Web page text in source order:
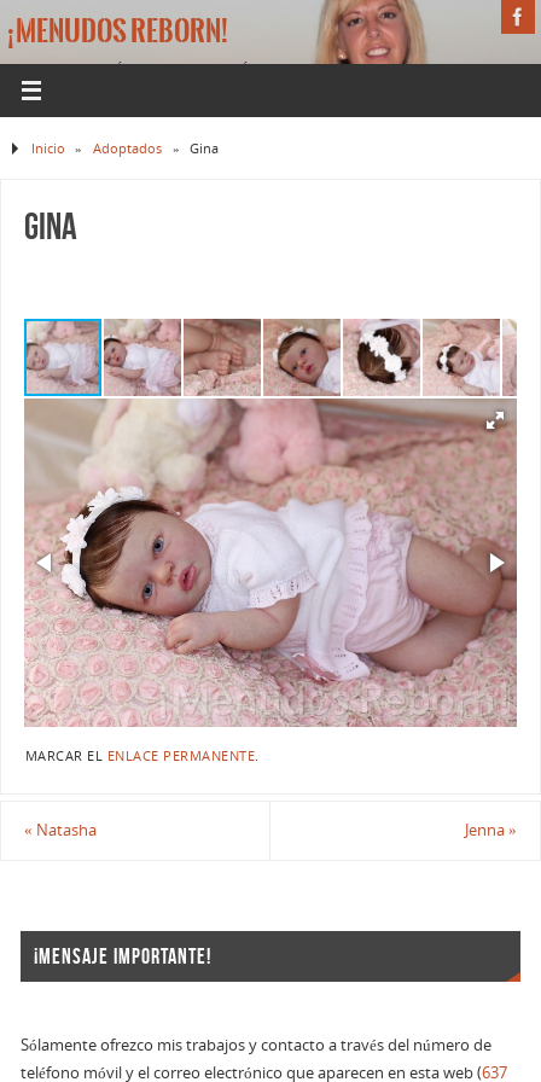
¡MENUDOS REBORN!
LA WEB DE BEBÉS REBORN DE MÓNICA
Inicio » Adoptados » Gina
Gina
MARCAR EL ENLACE PERMANENTE
« Natasha Jenna»
¡MENSAJE IMPORTANTE!
Sólamente ofrezco mis trabajos y contacto a través del número de
teléfono móvil y el correo electrónico que aparecen en esta web (637